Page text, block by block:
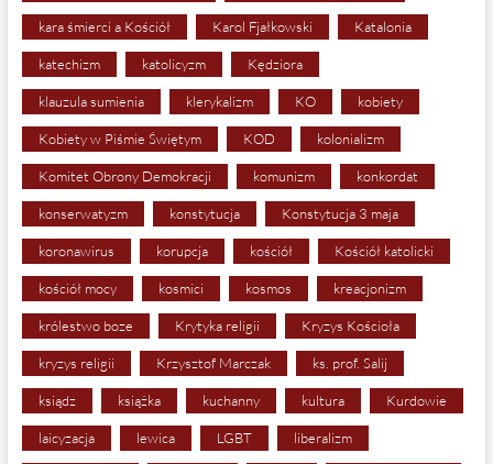
kara śmierci a Kościół Karol Fjałkowski Katalonia
katechizm katolicyzm Kędziora
klauzula sumienia klerykalizm KO kobiety
Kobiety w Piśmie Świętym KOD kolonializm
Komitet Obrony Demokracji komunizm konkordat
konserwatyzm konstytucja Konstytucja 3 maja
koronawirus korupcja kościół Kościół katolicki
kościół mocy kosmici kosmos kreacjonizm
królestwo boze Krytyka religii Kryzys Kościoła
kryzys religii Krzysztof Marczak ks. prof. Salij
ksiądz książka kuchanny kultura Kurdowie
laicyzacja lewica LGBT liberalizm